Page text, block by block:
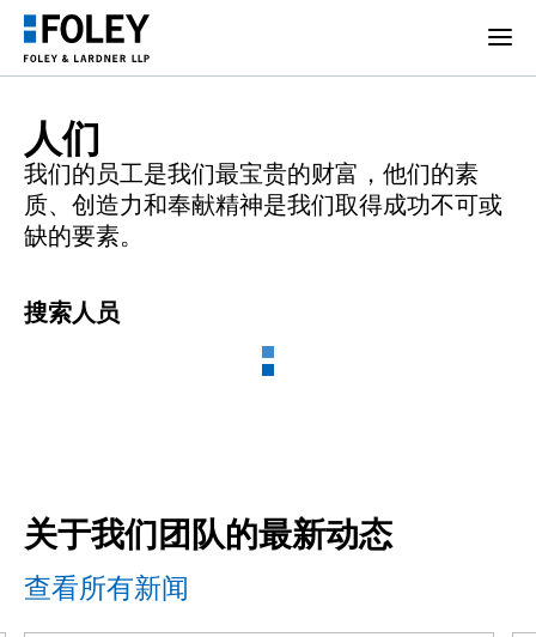
人们
我们的员工是我们最宝贵的财富，他们的素
质、创造力和奉献精神是我们取得成功不可或
缺的要素。
搜索人员
关于我们团队的最新动态
查看所有新闻